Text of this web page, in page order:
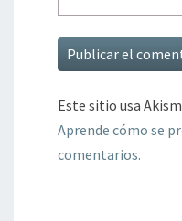
Este sitio usa
Aprende cómo se
comentarios.